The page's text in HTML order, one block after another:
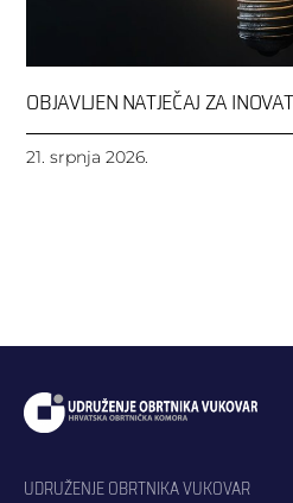
OBJAVLJEN NATJEČAJ ZA
21. srpnja 2026.
UDRUŽENJE OBRTNIKA VUKOVAR